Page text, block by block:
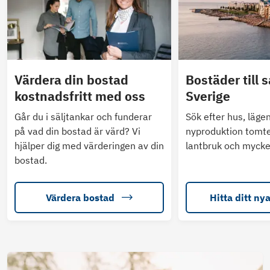
Värdera din bostad
kostnadsfritt med oss
Går du i säljtankar och funderar
på vad din bostad är värd? Vi
hjälper dig med värderingen av din
bostad.
Värdera bostad
Bostäder till
Sverige
Sök efter hus,
nyproduktion
lantbruk och
Hitta ditt